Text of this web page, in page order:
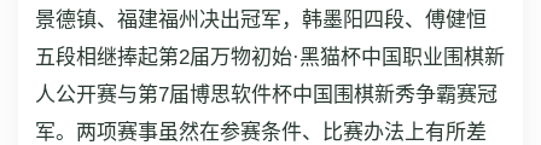
景德镇、福建福州决出冠军，韩墨阳四段、傅健恒
五段相继捧起第2届万物初始·黑猫杯中国职业围棋新
人公开赛与第7届博思软件杯中国围棋新秀争霸赛冠
军。两项赛事虽然在参赛条件、比赛办法上有所差